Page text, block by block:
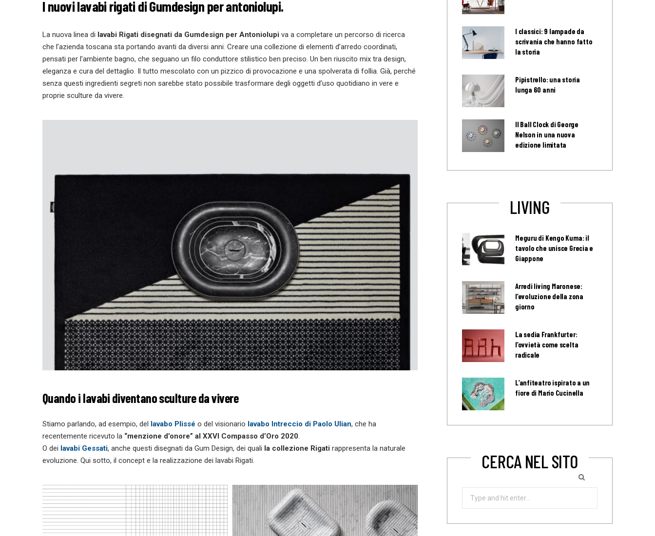
I nuovi lavabi rigati di Gumdesign per antoniolupi.
La nuova linea di lavabi Rigati disegnati da Gumdesign per Antoniolupi va a completare un percorso di ricerca
che l’azienda toscana sta portando avanti da diversi anni. Creare una collezione di elementi d’arredo coordinati,
pensati per l’ambiente bagno, che seguano un filo conduttore stilistico ben preciso. Un ben riuscito mix tra design,
eleganza e cura del dettaglio. Il tutto mescolato con un pizzico di provocazione e una spolverata di follia. Già, perché
senza questi ingredienti segreti non sarebbe stato possibile trasformare degli oggetti d’uso quotidiano in vere e
proprie sculture da vivere.
Quando i lavabi diventano sculture da vivere
Stiamo parlando, ad esempio, del lavabo Plissé o del visionario lavabo Intreccio di Paolo Ulian, che ha
recentemente ricevuto la “menzione d’onore” al XXVI Compasso d’Oro 2020.
O dei lavabi Gessati, anche questi disegnati da Gum Design, dei quali la collezione Rigati rappresenta la naturale
evoluzione. Qui sotto, il concept e la realizzazione dei lavabi Rigati.
I classici: 9 lampade da
scrivania che hanno fatto
la storia
Pipistrello: una storia
lunga 60 anni
Il Ball Clock di George
Nelson in una nuova
edizione limitata
LIVING
Meguru di Kengo Kuma: il
tavolo che unisce Grecia e
Giappone
Arredi living Maronese:
l’evoluzione della zona
giorno
La sedia Frankfurter:
l’ovvietà come scelta
radicale
L’anfiteatro ispirato a un
fiore di Mario Cucinella
CERCA NEL SITO
Search